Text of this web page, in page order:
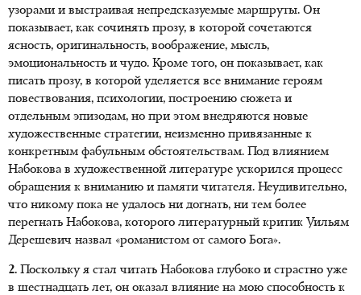
узорами и выстраивая непредсказуемые маршруты. Он
показывает, как сочинять прозу, в которой сочетаются
ясность, оригинальность, воображение, мысль,
эмоциональность и чудо. Кроме того, он показывает, как
писать прозу, в которой уделяется все внимание героям
повествования, психологии, построению сюжета и
отдельным эпизодам, но при этом внедряются новые
художественные стратегии, неизменно привязанные к
конкретным фабульным обстоятельствам. Под влиянием
Набокова в художественной литературе ускорился процесс
обращения к вниманию и памяти читателя. Неудивительно,
что никому пока не удалось ни догнать, ни тем более
перегнать Набокова, которого литературный критик Уильям
Дерешевич назвал «романистом от самого Бога».
2. Поскольку я стал читать Набокова глубоко и страстно уже
в шестнадцать лет, он оказал влияние на мою способность к